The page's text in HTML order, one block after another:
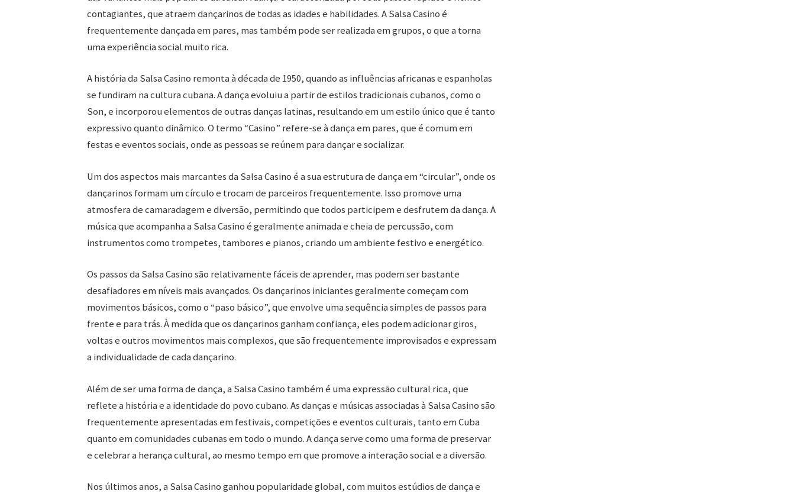
contagiantes, que atraem dançarinos de todas as idades e habilidades. A Salsa Casino é
frequentemente dançada em pares, mas também pode ser realizada em grupos, o que a torna
uma experiência social muito rica.
A história da Salsa Casino remonta à década de 1950, quando as influências africanas e espanholas
se fundiram na cultura cubana. A dança evoluiu a partir de estilos tradicionais cubanos, como o
Son, e incorporou elementos de outras danças latinas, resultando em um estilo único que é tanto
expressivo quanto dinâmico. O termo “Casino” refere-se à dança em pares, que é comum em
festas e eventos sociais, onde as pessoas se reúnem para dançar e socializar.
Um dos aspectos mais marcantes da Salsa Casino é a sua estrutura de dança em “circular”, onde os
dançarinos formam um círculo e trocam de parceiros frequentemente. Isso promove uma
atmosfera de camaradagem e diversão, permitindo que todos participem e desfrutem da dança. A
música que acompanha a Salsa Casino é geralmente animada e cheia de percussão, com
instrumentos como trompetes, tambores e pianos, criando um ambiente festivo e energético.
Os passos da Salsa Casino são relativamente fáceis de aprender, mas podem ser bastante
desafiadores em níveis mais avançados. Os dançarinos iniciantes geralmente começam com
movimentos básicos, como o “paso básico”, que envolve uma sequência simples de passos para
frente e para trás. À medida que os dançarinos ganham confiança, eles podem adicionar giros,
voltas e outros movimentos mais complexos, que são frequentemente improvisados e expressam
a individualidade de cada dançarino.
Além de ser uma forma de dança, a Salsa Casino também é uma expressão cultural rica, que
reflete a história e a identidade do povo cubano. As danças e músicas associadas à Salsa Casino são
frequentemente apresentadas em festivais, competições e eventos culturais, tanto em Cuba
quanto em comunidades cubanas em todo o mundo. A dança serve como uma forma de preservar
e celebrar a herança cultural, ao mesmo tempo em que promove a interação social e a diversão.
Nos últimos anos, a Salsa Casino ganhou popularidade global, com muitos estúdios de dança e